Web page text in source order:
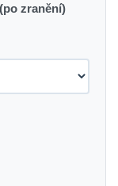
zranění)